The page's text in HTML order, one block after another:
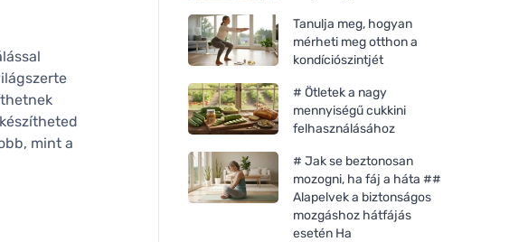
mint a
Tanulja meg, hogyan
mérheti meg otthon a
kondíciószintjét
# Ötletek a nagy
mennyiségű cukkini
felhasználásához
# Jak se beztonosan
mozogni, ha fáj a háta ##
Alapelvek a biztonságos
mozgáshoz hátfájás
esetén Ha